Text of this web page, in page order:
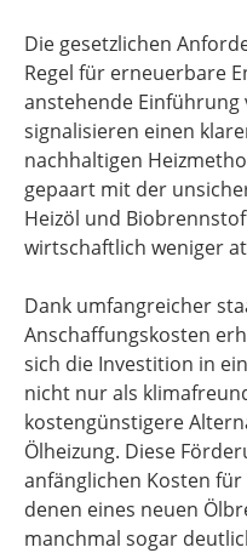
Die gesetzlichen
Regel für erneuerbare
anstehende Einführung
signalisieren einen
nachhaltigen
gepaart mit der
Heizöl und
wirtschaftlich weniger
Dank umfangreicher
Anschaffungskosten
sich die Investition in
nicht nur als
kostengünstigere
Ölheizung. Diese
anfänglichen Kosten
denen eines neuen
manchmal sogar